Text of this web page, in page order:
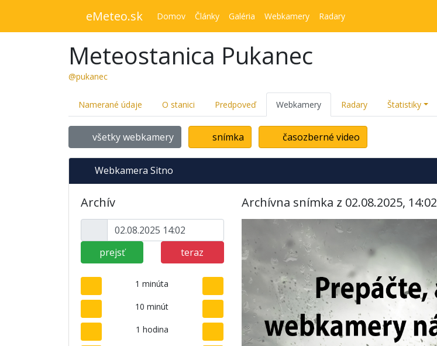
eMeteo.sk Domov Články Galéria Webkamery Radary
Meteostanica Pukanec
@pukanec
Namerané údaje O stanici Predpoveď Webkamery Radary Štatistiky
všetky webkamery snímka časozberné video
Webkamera Sitno
Archív
prejsť teraz
1 minúta
10 minút
1 hodina
Archívna snímka z 02.08.2025, 14:02